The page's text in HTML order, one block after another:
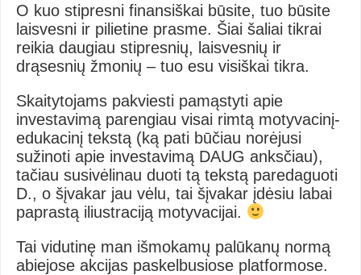
O kuo stipresni finansiškai būsite, tuo būsite
laisvesni ir pilietine prasme. Šiai šaliai tikrai
reikia daugiau stipresnių, laisvesnių ir
drąsesnių žmonių – tuo esu visiškai tikra.
Skaitytojams pakviesti pamąstyti apie
investavimą parengiau visai rimtą motyvacinį-
edukacinį tekstą (ką pati būčiau norėjusi
sužinoti apie investavimą DAUG anksčiau),
tačiau susivėlinau duoti tą tekstą paredaguoti
D., o šįvakar jau vėlu, tai šįvakar įdėsiu labai
paprastą iliustraciją motyvacijai.
Tai vidutinę man išmokamų palūkanų normą
abiejose akcijas paskelbusiose platformose.